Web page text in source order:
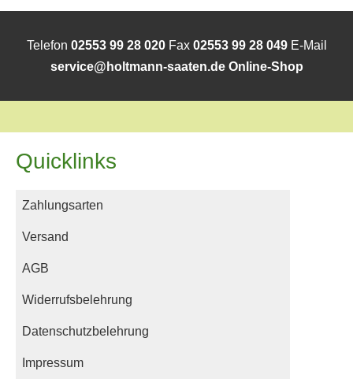
Telefon 02553 99 28 020Fax 02553 99 28 049E-Mail
service@holtmann-saaten.de Online-Shop
Quicklinks
Zahlungsarten
Versand
AGB
Widerrufsbelehrung
Datenschutzbelehrung
Impressum